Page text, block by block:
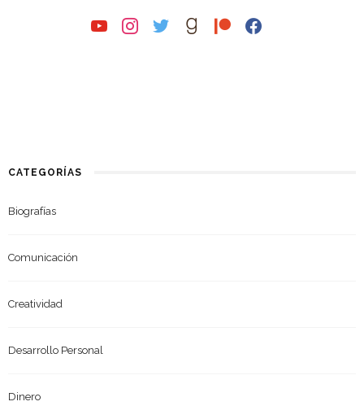
youtubeinstagramtwittergoodreads
patreonfacebook
CATEGORÍAS
Biografías
Comunicación
Creatividad
Desarrollo Personal
Dinero